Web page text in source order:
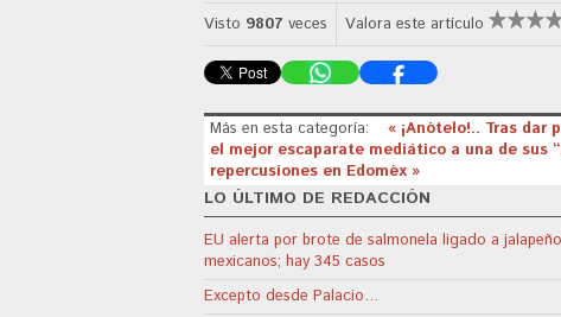
Visto 9807 veces Valora este artículo
Más en esta categoría:
« ¡Anótelo!.. Tras dar
el mejor escaparate mediático a una de sus
repercusiones en Edoméx »
LO ÚLTIMO DE REDACCIÓN
EU alerta por brote de salmonela ligado a
mexicanos; hay 345 casos
Excepto desde Palacio…